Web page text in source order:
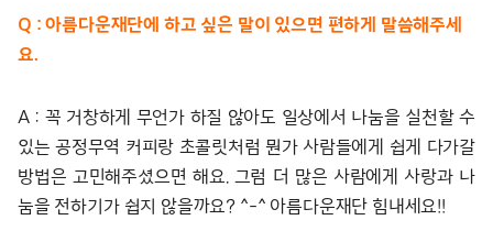
Q : 아름다운재단에 하고 싶은 말이 있으면 편하게 말씀해주세
요.
A : 꼭 거창하게 무언가 하질 않아도 일상에서 나눔을 실천할 수
있는 공정무역 커피랑 초콜릿처럼 뭔가 사람들에게 쉽게 다가갈
방법은 고민해주셨으면 해요. 그럼 더 많은 사람에게 사랑과 나
눔을 전하기가 쉽지 않을까요? ^-^ 아름다운재단 힘내세요!!